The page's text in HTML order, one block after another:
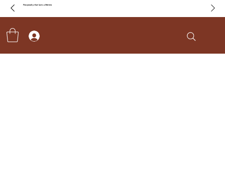
Fine jewelry that lasts a lifetime